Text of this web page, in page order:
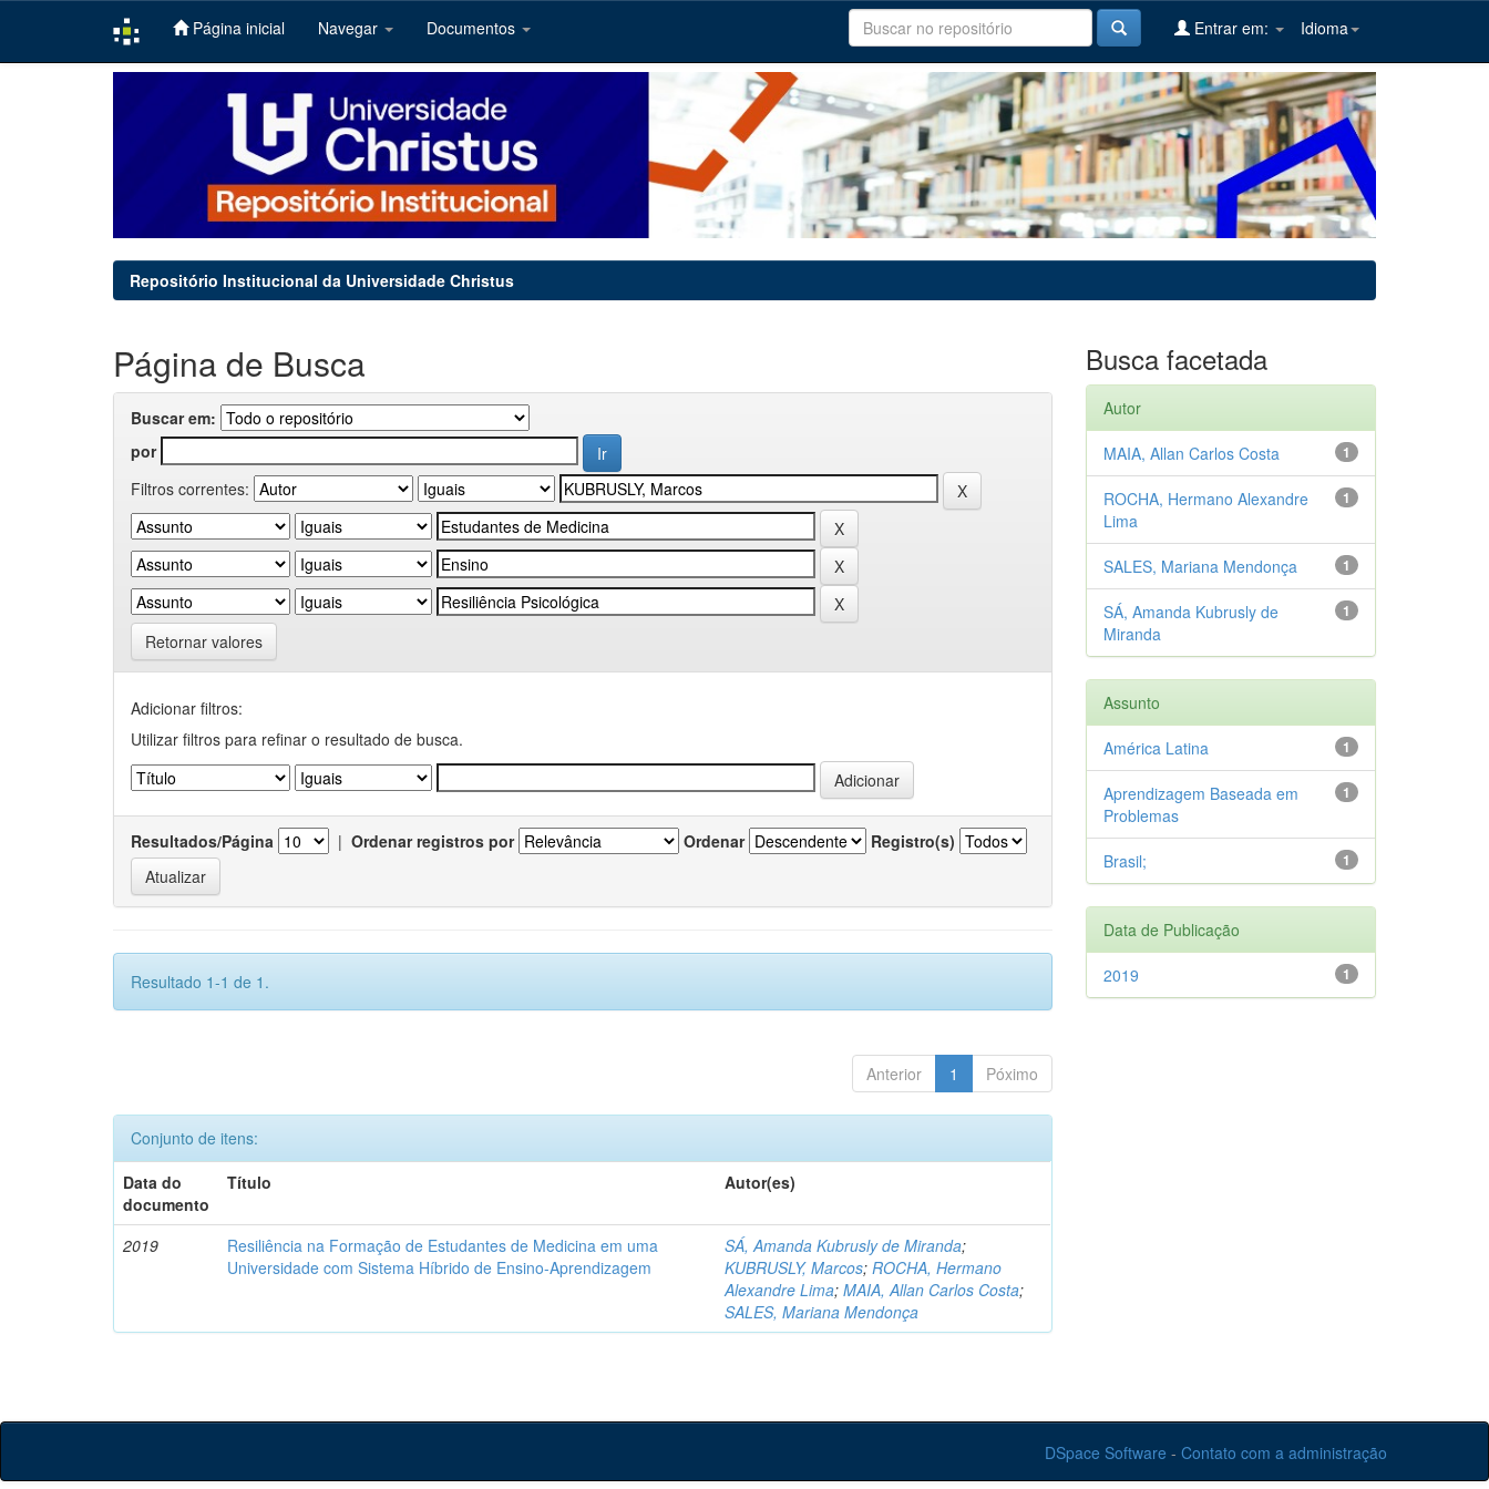
Página inicial Navegar Documentos Idioma
Entrar em:
Repositório Institucional da Universidade Christus
Página de Busca
Buscar em:
por
Filtros correntes:
Retornar valores
Adicionar filtros:
Utilizar filtros para refinar o resultado de busca.
Resultados/Página | Ordenar registros por Ordenar Registro(s)
Resultado 1-1 de 1.
Anterior 1 Póximo
Conjunto de itens:
Data do
documento
Título Autor(es)
2019
Resiliência na Formação de Estudantes de Medicina em uma
Universidade com Sistema Híbrido de Ensino-Aprendizagem
SÁ, Amanda Kubrusly de Miranda;
KUBRUSLY, Marcos;ROCHA, Hermano
Alexandre Lima;MAIA, Allan Carlos Costa;
SALES, Mariana Mendonça
Busca facetada
Autor
1
MAIA, Allan Carlos Costa
1
ROCHA, Hermano Alexandre
Lima
1
SALES, Mariana Mendonça
1
SÁ, Amanda Kubrusly de
Miranda
Assunto
1
América Latina
1
Aprendizagem Baseada em
Problemas
1
Brasil;
Data de Publicação
1
2019
DSpace Software - Contato com a administração